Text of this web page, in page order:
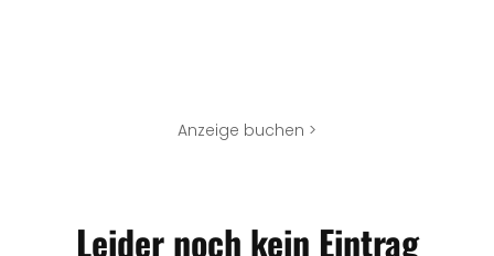
Anzeige buchen >
Leider noch kein Eintrag